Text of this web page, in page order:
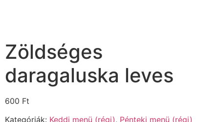
Zöldséges
daragaluska leves
600 Ft
Kategóriák: Keddi menü (régi), Pénteki menü (régi)